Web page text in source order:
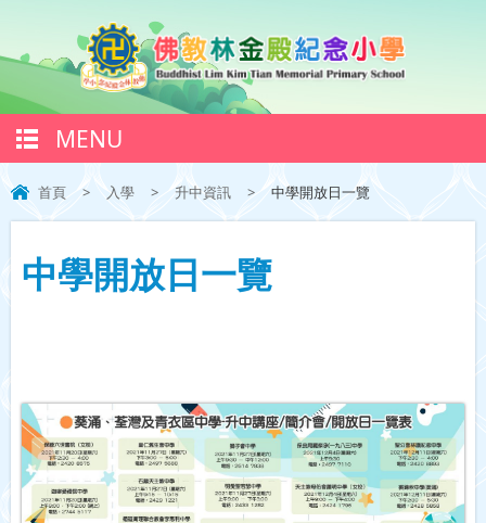
MENU
首頁 > 入學 > 升中資訊 > 中學開放日一覽
中學開放日一覽